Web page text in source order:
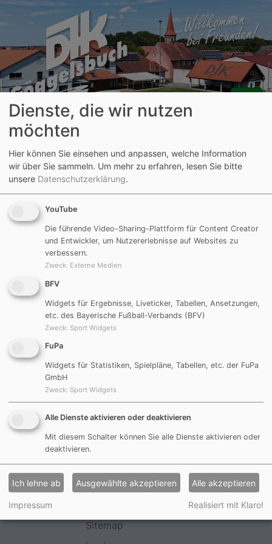
Archiv
Fußball Saison 2024/2025
Junioren
U13 (D-Junioren)
Infos zum Spielbetrieb
Spielklasse
KREISGRUPPE MITTE NEUMARKT/JURA
Trainingszeiten
Hin - und Rückrunde
Dienstag 17:30 Uhr
Heimspiele
Hin- und Rückrunde
Impressum
Datenschutzerklärung
Sitemap
Dienste, die wir nutzen
möchten
Hier können Sie einsehen und anpassen, welche Information
wir über Sie sammeln. Um mehr zu erfahren, lesen Sie bitte
unsere Datenschutzerklärung.
YouTube
Die führende Video-Sharing-Plattform für Content Creator
und Entwickler, um Nutzererlebnisse auf Websites zu
verbessern.
Zweck: Externe Medien
BFV
Widgets für Ergebnisse, Liveticker, Tabellen, Ansetzungen,
etc. des Bayerische Fußball-Verbands (BFV)
Zweck: Sport Widgets
FuPa
Widgets für Statistiken, Spielpläne, Tabellen, etc. der FuPa
GmbH
Zweck: Sport Widgets
Alle Dienste aktivieren oder deaktivieren
Mit diesem Schalter können Sie alle Dienste aktivieren oder
deaktivieren.
Ich lehne ab Ausgewählte akzeptieren Alle akzeptieren
Impressum Realisiert mit Klaro!